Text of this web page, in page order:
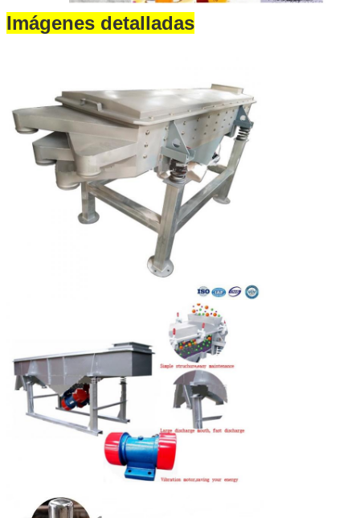
Imágenes detalladas